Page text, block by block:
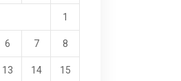
1
6 7 8
13 14 15